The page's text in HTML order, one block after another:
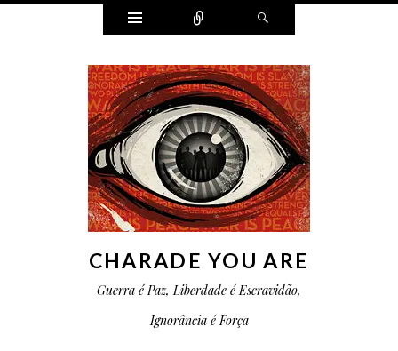
Widgets Conectar
CHARADE YOU ARE
Guerra é Paz, Liberdade é Escravidão,
Ignorância é Força